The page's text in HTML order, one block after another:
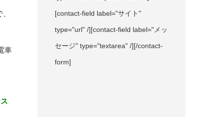
[contact-field label="サイト"
type="url" /][contact-field label="メッ
セージ" type="textarea" /][/contact-
form]
車